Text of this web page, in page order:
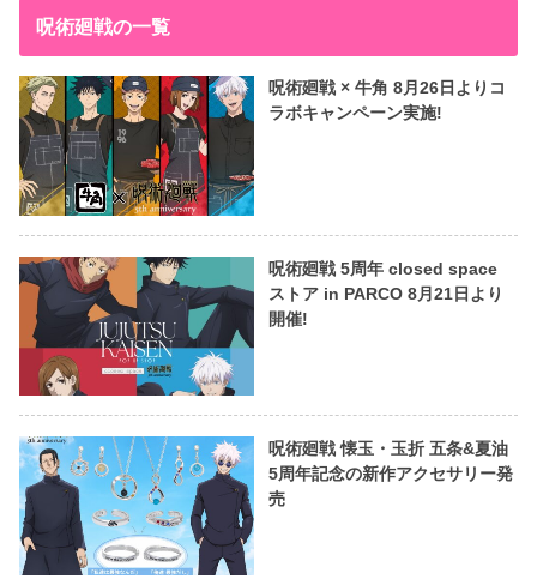
呪術廻戦の一覧
呪術廻戦 × 牛角 8月26日よりコ
ラボキャンペーン実施!
呪術廻戦 5周年 closed space
ストア in PARCO 8月21日より
開催!
呪術廻戦 懐玉・玉折 五条&夏油
5周年記念の新作アクセサリー発
売